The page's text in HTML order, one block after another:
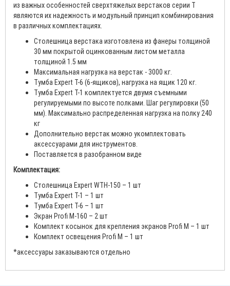
из важных особенностей сверхтяжелых верстаков серии T
являются их надежность и модульный принцип комбинирования
в различных комплектациях.
Столешница верстака изготовлена из фанеры толщиной
30 мм покрытой оцинкованным листом металла
толщиной 1.5 мм
Максимальная нагрузка на верстак - 3000 кг.
Тумба Expert T-6 (6-ящиков), нагрузка на ящик 120 кг.
Тумба Expert T-1 комплектуется двумя съемными
регулируемыми по высоте полками. Шаг регулировки (50
мм). Максимально распределенная нагрузка на полку 240
кг
Дополнительно верстак можно укомплектовать
аксессуарами для инструментов.
Поставляется в разобранном виде
Комплектация:
Столешница Expert WTН-150 – 1 шт
Тумба Expert T-1 – 1 шт
Тумба Expert T-6 – 1 шт
Экран Profi M-160 – 2 шт
Комплект косынок для крепления экранов Profi M – 1 шт
Комплект освещения Profi M – 1 шт
*аксессуары заказываются отдельно